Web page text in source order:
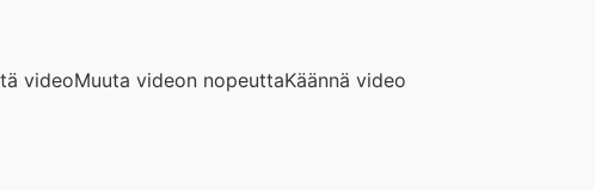
videoMuuta videon nopeuttaKäännä video